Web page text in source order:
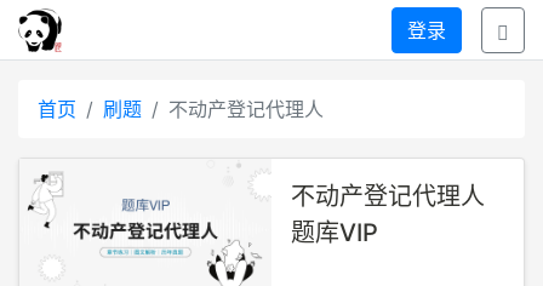
登录
首页 刷题 不动产登记代理人
不动产登记代理人
题库VIP